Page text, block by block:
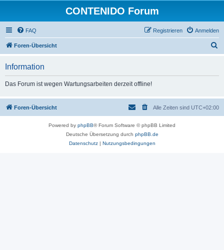
CONTENIDO Forum
FAQ Anmelden
Registrieren
Foren-Übersicht
Information
Das Forum ist wegen Wartungsarbeiten derzeit offline!
Foren-Übersicht Alle Zeiten sind UTC+02:00
Powered by phpBB® Forum Software © phpBB Limited
Deutsche Übersetzung durch phpBB.de
Datenschutz| Nutzungsbedingungen